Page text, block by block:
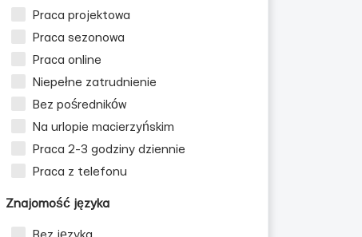
Praca projektowa
Praca sezonowa
Praca online
Niepełne zatrudnienie
Bez pośredników
Na urlopie macierzyńskim
Praca 2-3 godziny dziennie
Praca z telefonu
Znajomość języka